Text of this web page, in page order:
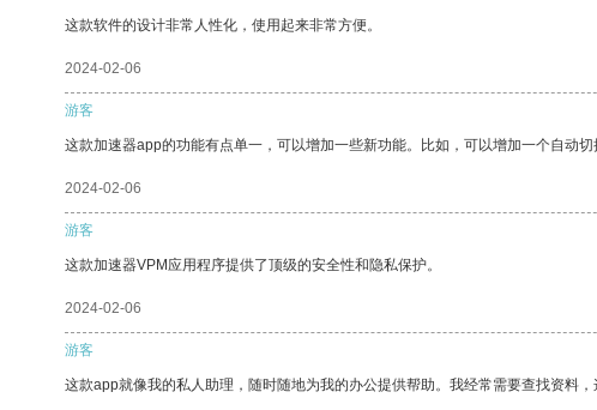
这款软件的设计非常人性化，使用起来非常方便。
2024-02-06
游客
这款加速器app的功能有点单一，可以增加一些新功能。比如，可以增加一个自动
2024-02-06
游客
这款加速器VPM应用程序提供了顶级的安全性和隐私保护。
2024-02-06
游客
这款app就像我的私人助理，随时随地为我的办公提供帮助。我经常需要查找资料